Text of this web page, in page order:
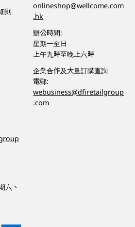
則
六、
onlineshop@wellcome.com
.hk
辦公時間:
星期一至日
上午九時至晚上六時
企業合作及大量訂購查詢
電郵:
webusiness@dfiretailgroup
.com